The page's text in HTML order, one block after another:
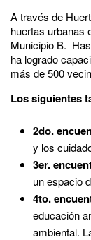
A través de
huertas urbanas
Municipio B.
ha logrado
más de 500
Los siguientes
2do.
y los
3er.
un espacio
4to.
educación
ambiental.